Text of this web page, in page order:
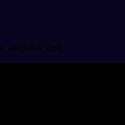
add thành công